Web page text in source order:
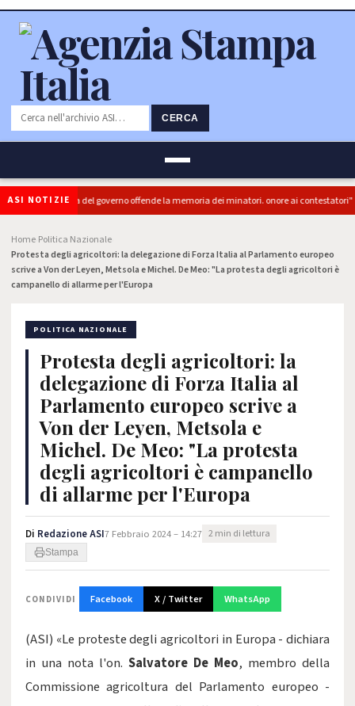
CERCA
ASI NOTIZIE
"L'Ipocrisia del governo offende la memoria dei minatori. onore ai contestatori"
Home Politica Nazionale
Protesta degli agricoltori: la delegazione di Forza Italia al Parlamento europeo
scrive a Von der Leyen, Metsola e Michel. De Meo: "La protesta degli agricoltori è
campanello di allarme per l'Europa
POLITICA NAZIONALE
Protesta degli agricoltori: la
delegazione di Forza Italia al
Parlamento europeo scrive a
Von der Leyen, Metsola e
Michel. De Meo: "La protesta
degli agricoltori è campanello
di allarme per l'Europa
Di Redazione ASI7 Febbraio 2024 – 14:27 2 min di lettura
Stampa
CONDIVIDI Facebook X / Twitter WhatsApp
(ASI) «Le proteste degli agricoltori in Europa - dichiara
in una nota l'on. Salvatore De Meo, membro della
Commissione agricoltura del Parlamento europeo -